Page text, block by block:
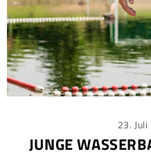
Posted
on
23.
JUNGE